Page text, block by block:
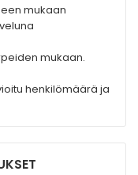
mukaan
mukaan.
henkilömäärä ja